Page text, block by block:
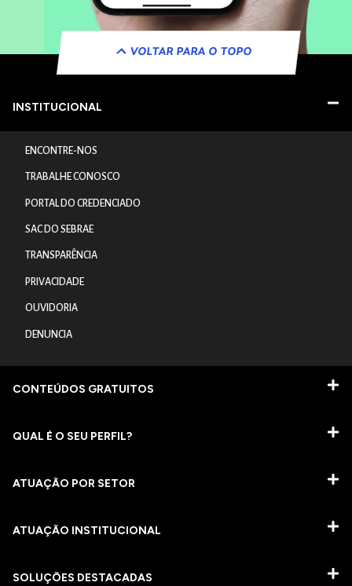
VOLTAR PARA O TOPO
INSTITUCIONAL
ENCONTRE-NOS
TRABALHE CONOSCO
PORTAL DO CREDENCIADO
SAC DO SEBRAE
TRANSPARÊNCIA
PRIVACIDADE
OUVIDORIA
DENUNCIA
CONTEÚDOS GRATUITOS
QUAL É O SEU PERFIL?
ATUAÇÃO POR SETOR
ATUAÇÃO INSTITUCIONAL
SOLUÇÕES DESTACADAS